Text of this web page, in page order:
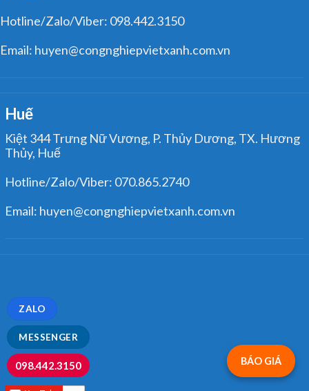
Hotline/Zalo/Viber: 098.442.3150
Email: huyen@congnghiepvietxanh.com.vn
Huế
Kiệt 344 Trưng Nữ Vương, P. Thủy Dương, TX. Hương
Thủy, Huế
Hotline/Zalo/Viber: 070.865.2740
Email: huyen@congnghiepvietxanh.com.vn
BÁO GIÁ
MESSENGER
ZALO
098.442.3150